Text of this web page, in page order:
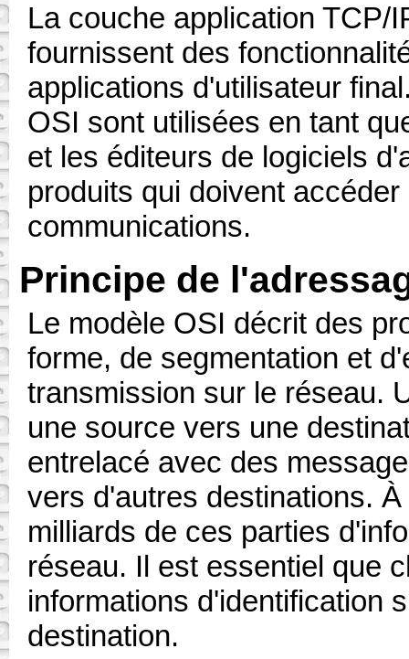
La couche application TCP/
fournissent des
applications d'utilisateur
OSI sont utilisées en tant
et les éditeurs de logiciels
produits qui doivent
communications.
Principe de
Le modèle OSI décrit des
forme, de segmentation et
transmission sur le réseau.
une source vers une
entrelacé avec des
vers d'autres destinations.
milliards de ces parties
réseau. Il est essentiel que
informations d'identification
destination.